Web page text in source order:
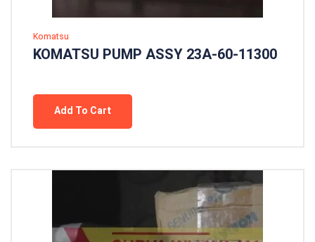
Komatsu
KOMATSU PUMP ASSY 23A-60-11300
Add To Cart